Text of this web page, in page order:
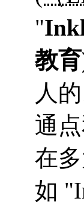
"
教
人
通
在
如